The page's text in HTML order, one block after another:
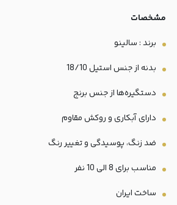
مشخصات
برند : سالینو
بدنه از جنس استیل 18/10
دستگیره‌ها از جنس برنج
دارای آبکاری و روکش مقاوم
ضد زنگ، پوسیدگی و تغییر رنگ
مناسب برای 8 الی 10 نفر
ساخت ایران